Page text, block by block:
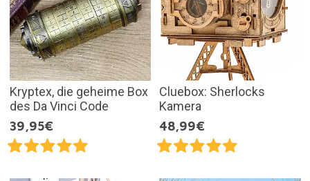
Kryptex, die geheime Box
des Da Vinci Code
39,95€
Cluebox: Sherlocks
Kamera
48,99€